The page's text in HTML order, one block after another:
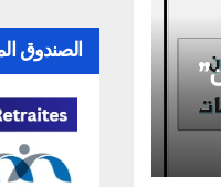
الصندوق